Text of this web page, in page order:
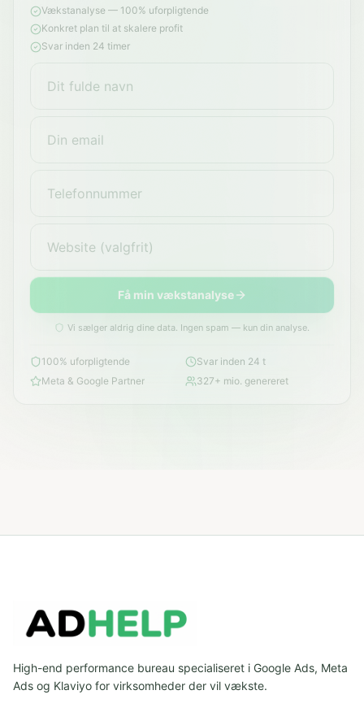
Vækstanalyse — 100% uforpligtende
Konkret plan til at skalere profit
Svar inden 24 timer
Få min vækstanalyse
Vi sælger aldrig dine data. Ingen spam — kun din analyse.
100% uforpligtende
Svar inden 24 t
Meta & Google Partner
327+ mio. genereret
High-end performance bureau specialiseret i Google Ads, Meta
Ads og Klaviyo for virksomheder der vil vækste.